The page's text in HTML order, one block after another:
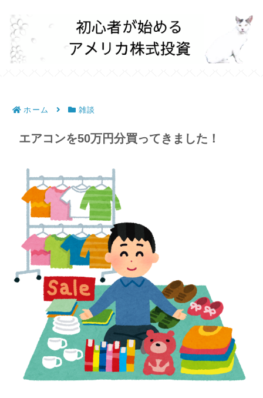
ホーム 雑談
エアコンを50万円分買ってきました！